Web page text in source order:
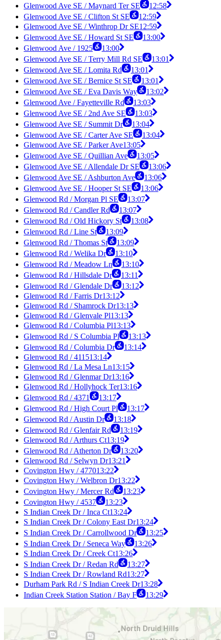
Glenwood Ave SE / Maynard Ter SE
12:58
Glenwood Ave SE / Clifton St SE
12:59
Glenwood Ave SE / Winthrop Dr SE12:59
Glenwood Ave SE / Howard St SE
13:00
Glenwood Ave / 1925
13:00
Glenwood Ave SE / Terry Mill Rd SE
13:01
Glenwood Ave SE / Lomita Rd
13:01
Glenwood Ave SE / Bernice St SE
13:01
Glenwood Ave SE / Eva Davis Way
13:02
Glenwood Ave / Fayetteville Rd
13:03
Glenwood Ave SE / 2nd Ave SE
13:03
Glenwood Ave SE / Summit Dr
13:04
Glenwood Ave SE / Carter Ave SE
13:04
Glenwood Ave SE / Parker Ave13:05
Glenwood Ave SE / Quillian Ave
13:05
Glenwood Ave SE / Allendale Dr SE
13:06
Glenwood Ave SE / Ashburton Ave
13:06
Glenwood Ave SE / Hooper St SE
13:06
Glenwood Rd / Morgan Pl SE
13:07
Glenwood Rd / Candler Rd
13:07
Glenwood Rd / Old Hickory St
13:08
Glenwood Rd / Line St
13:09
Glenwood Rd / Thomas St
13:09
Glenwood Rd / Welika Dr
13:10
Glenwood Rd / Meadow Ln
13:10
Glenwood Rd / Hillsdale Dr
13:11
Glenwood Rd / Glendale Dr
13:12
Glenwood Rd / Farris Dr13:12
Glenwood Rd / Shamrock Dr13:13
Glenwood Rd / Glenvale Pl13:13
Glenwood Rd / Columbia Pl13:13
Glenwood Rd / S Columbia Pl
13:13
Glenwood Rd / Columbia Dr
13:14
Glenwood Rd / 411513:14
Glenwood Rd / La Mesa Ln13:15
Glenwood Rd / Glenmar Dr13:16
Glenwood Rd / Hollyhock Ter13:16
Glenwood Rd / 4371
13:17
Glenwood Rd / High Court Pl
13:17
Glenwood Rd / Austin Dr
13:18
Glenwood Rd / Glenfair Rd
13:19
Glenwood Rd / Arthurs Ct13:19
Glenwood Rd / Atherton Dr
13:20
Glenwood Rd / Selwyn Dr13:21
Covington Hwy / 477013:22
Covington Hwy / Welbron Dr13:22
Covington Hwy / Mercer Rd
13:23
Covington Hwy / 4537
13:23
S Indian Creek Dr / Inca Ct13:24
S Indian Creek Dr / Colony East Dr13:24
S Indian Creek Dr / Carrollwood Dr
13:25
S Indian Creek Dr / Seneca Way
13:26
S Indian Creek Dr / Creek Ct13:26
S Indian Creek Dr / Redan Rd
13:27
S Indian Creek Dr / Rowland Rd13:27
Durham Park Rd / S Indian Creek Dr13:28
Indian Creek Station Station / Bay F
13:29